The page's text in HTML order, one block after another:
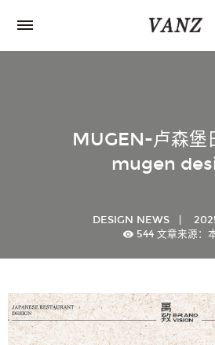
MUGEN-卢森堡
mugen
DESIGN NEWS|
544 文章来源：